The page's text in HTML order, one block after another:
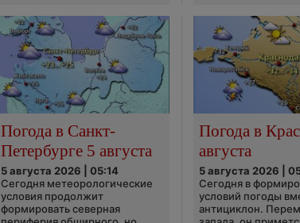
Погода в Санкт-
Петербурге 5 августа
5 августа 2026 | 05:14
Сегодня метеорологические
условия продолжит
формировать северная
Погода в
августа
5 августа 2026 |
Сегодня в
условий погоды
антициклон.